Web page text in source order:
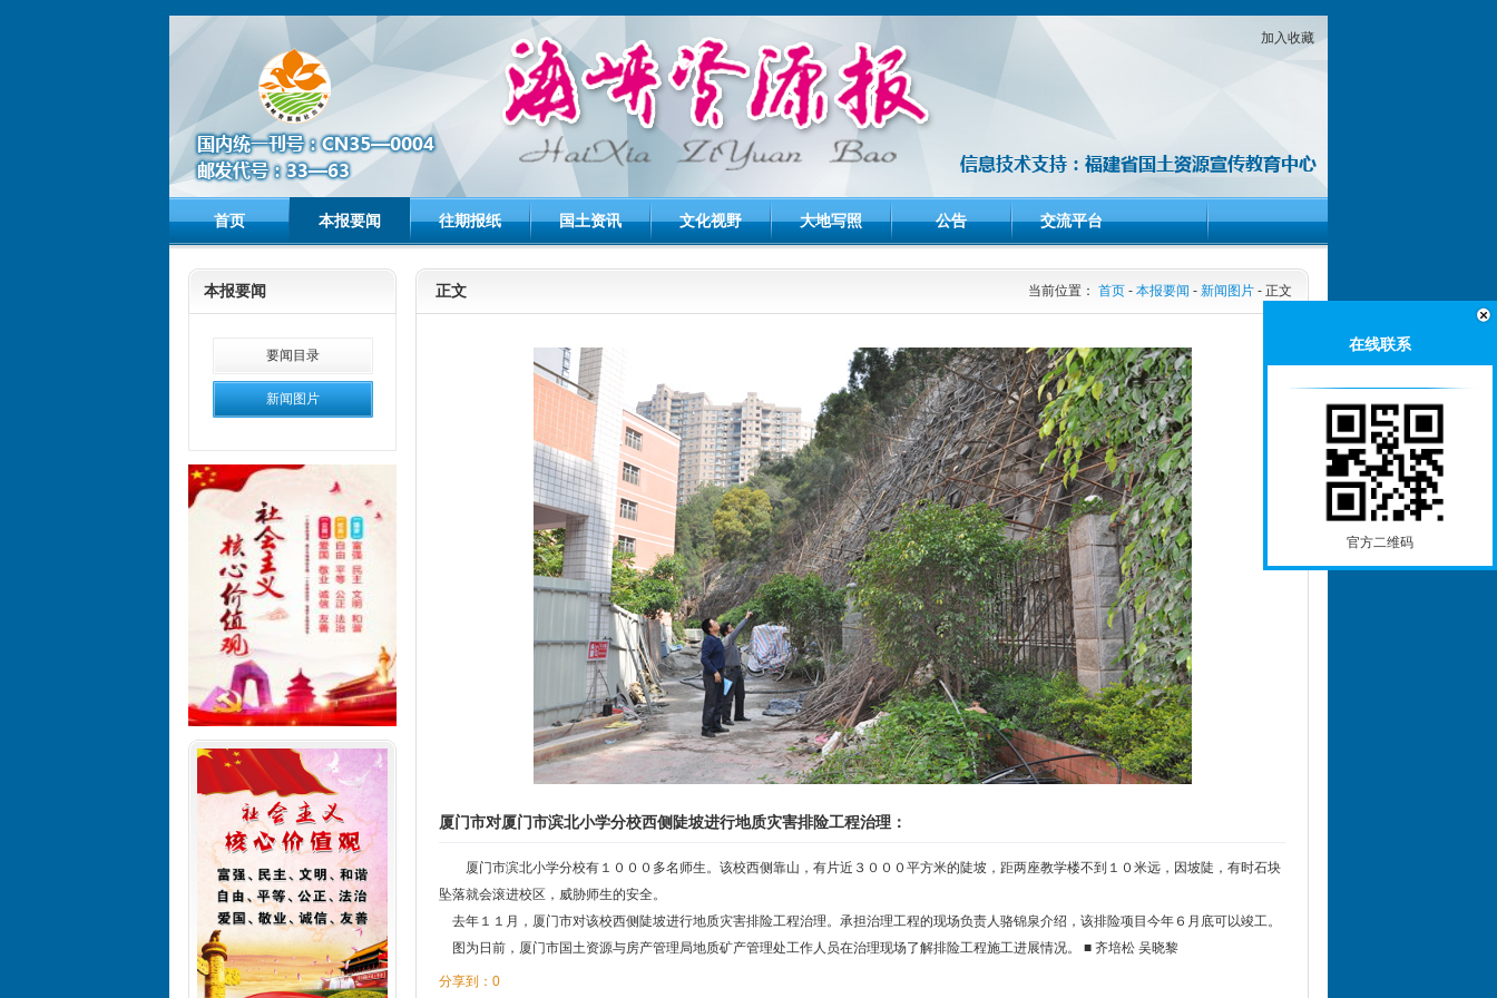
加入收藏
首页 本报要闻 往期报纸 国土资讯 文化视野 大地写照 公告 交流平台
本报要闻
要闻目录
新闻图片
正文 当前位置： 首页 - 本报要闻 - 新闻图片 - 正文
厦门市对厦门市滨北小学分校西侧陡坡进行地质灾害排险工程治理：
厦门市滨北小学分校有１０００多名师生。该校西侧靠山，有片近３０００平方米的陡坡，距两座教学楼不到１０米远，因坡陡，有时石块
坠落就会滚进校区，威胁师生的安全。
去年１１月，厦门市对该校西侧陡坡进行地质灾害排险工程治理。承担治理工程的现场负责人骆锦泉介绍，该排险项目今年６月底可以竣工。
图为日前，厦门市国土资源与房产管理局地质矿产管理处工作人员在治理现场了解排险工程施工进展情况。 ■ 齐培松 吴晓黎
分享到： 0
在线联系
官方二维码